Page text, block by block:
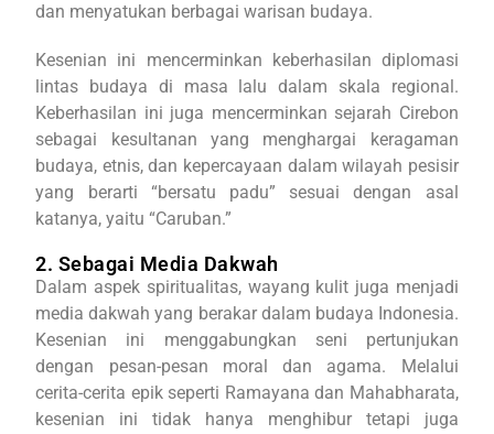
dan menyatukan berbagai warisan budaya.
Kesenian ini mencerminkan keberhasilan diplomasi
lintas budaya di masa lalu dalam skala regional.
Keberhasilan ini juga mencerminkan sejarah Cirebon
sebagai kesultanan yang menghargai keragaman
budaya, etnis, dan kepercayaan dalam wilayah pesisir
yang berarti “bersatu padu” sesuai dengan asal
katanya, yaitu “Caruban.”
2. Sebagai Media Dakwah
Dalam aspek spiritualitas, wayang kulit juga menjadi
media dakwah yang berakar dalam budaya Indonesia.
Kesenian ini menggabungkan seni pertunjukan
dengan pesan-pesan moral dan agama. Melalui
cerita-cerita epik seperti Ramayana dan Mahabharata,
kesenian ini tidak hanya menghibur tetapi juga